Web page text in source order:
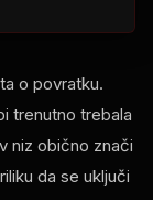
o povratku.
trenutno trebala
niz obično znači
da se uključi